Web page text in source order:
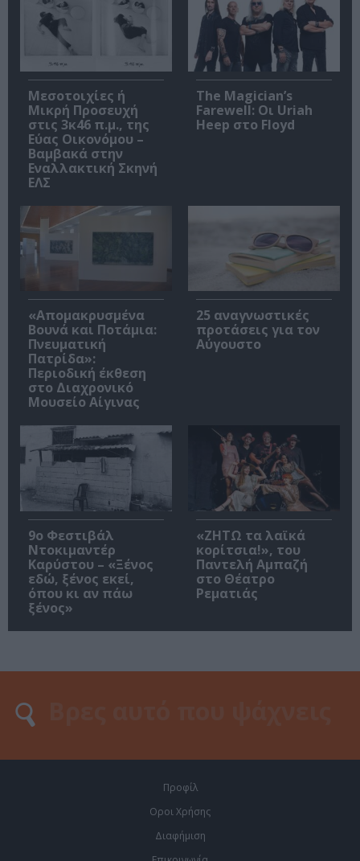
Μεσοτοιχίες ή
Μικρή Προσευχή
στις 3κ46 π.μ., της
Εύας Οικονόμου –
Βαμβακά στην
Εναλλακτική Σκηνή
ΕΛΣ
The Magician’s
Farewell: Οι Uriah
Heep στο Floyd
«Απομακρυσμένα
Βουνά και Ποτάμια:
Πνευματική
Πατρίδα»:
Περιοδική έκθεση
στο Διαχρονικό
Μουσείο Αίγινας
25 αναγνωστικές
προτάσεις για τον
Αύγουστο
9ο Φεστιβάλ
Ντοκιμαντέρ
Καρύστου – «Ξένος
εδώ, ξένος εκεί,
όπου κι αν πάω
ξένος»
«ΖΗΤΩ τα λαϊκά
κορίτσια!», του
Παντελή Αμπαζή
στο Θέατρο
Ρεματιάς
Προφίλ
Οροι Χρήσης
Διαφήμιση